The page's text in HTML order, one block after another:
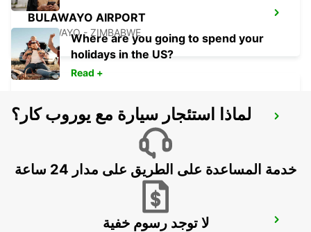
BULAWAYO AIRPORT
BULAWAYO - ZIMBABWE
LUSAKA INTERNATIONAL AIRPORT
THE GROVE RENTAL STATION
Where are you going to spend your
holidays in the US?
Read +
لماذا استئجار سيارة مع يوروب كار؟
خدمة المساعدة على الطريق على مدار 24 ساعة
لا توجد رسوم خفية